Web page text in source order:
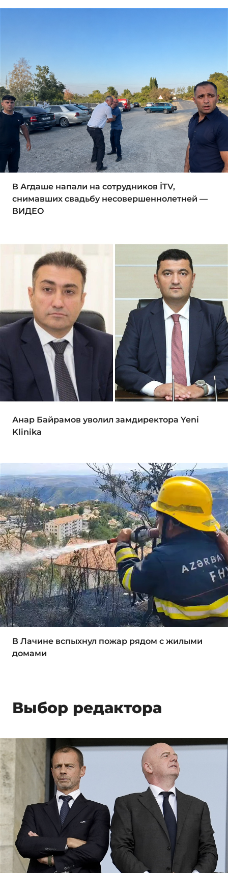
В Агдаше напали на сотрудников İTV,
снимавших свадьбу несовершеннолетней —
ВИДЕО
Анар Байрамов уволил замдиректора Yeni
Klinika
В Лачине вспыхнул пожар рядом с жилыми
домами
Выбор редактора